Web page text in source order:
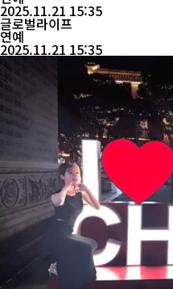
주신 성원에 깊이 감사드리며,
기대한다”고 전했다. 최근 며칠 간 일본 연예인 및 일본 관련 공연·
행사들이 잇...
2025.11.21 15:35
글로벌라이프
연예
2025.11.21 15:35